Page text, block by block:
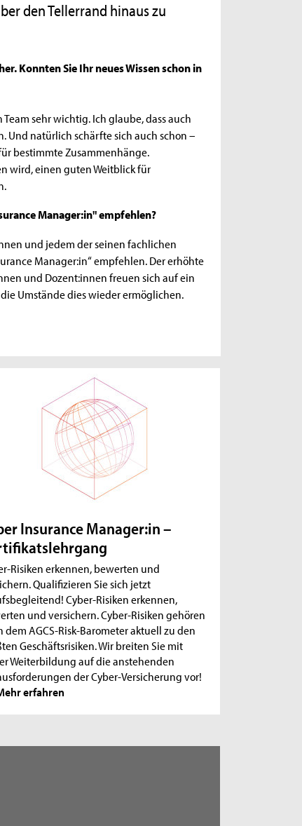
den Tellerrand hinaus zu
Konnten Sie Ihr neues Wissen schon in
sehr wichtig. Ich glaube, dass auch
Und natürlich schärfte sich auch schon –
bestimmte Zusammenhänge.
wird, einen guten Weitblick für
Manager:in" empfehlen?
und jedem der seinen fachlichen
Manager:in“ empfehlen. Der erhöhte
und Dozent:innen freuen sich auf ein
Umstände dies wieder ermöglichen.
Insurance Manager:in –
Risiken erkennen, bewerten und
Qualifizieren Sie sich jetzt
Cyber-Risiken erkennen,
und versichern. Cyber-Risiken gehören
dem AGCS-Risk-Barometer aktuell zu den
Geschäftsrisiken. Wir breiten Sie mit
Weiterbildung auf die anstehenden
der Cyber-Versicherung vor!
erfahren